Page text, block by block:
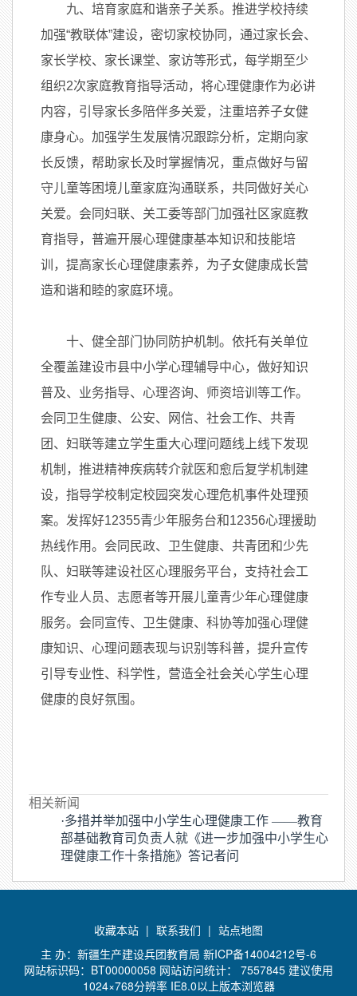
九、培育家庭和谐亲子关系。推进学校持续
加强“教联体”建设，密切家校协同，通过家长会、
家长学校、家长课堂、家访等形式，每学期至少
组织2次家庭教育指导活动，将心理健康作为必讲
内容，引导家长多陪伴多关爱，注重培养子女健
康身心。加强学生发展情况跟踪分析，定期向家
长反馈，帮助家长及时掌握情况，重点做好与留
守儿童等困境儿童家庭沟通联系，共同做好关心
关爱。会同妇联、关工委等部门加强社区家庭教
育指导，普遍开展心理健康基本知识和技能培
训，提高家长心理健康素养，为子女健康成长营
造和谐和睦的家庭环境。
十、健全部门协同防护机制。依托有关单位
全覆盖建设市县中小学心理辅导中心，做好知识
普及、业务指导、心理咨询、师资培训等工作。
会同卫生健康、公安、网信、社会工作、共青
团、妇联等建立学生重大心理问题线上线下发现
机制，推进精神疾病转介就医和愈后复学机制建
设，指导学校制定校园突发心理危机事件处理预
案。发挥好12355青少年服务台和12356心理援助
热线作用。会同民政、卫生健康、共青团和少先
队、妇联等建设社区心理服务平台，支持社会工
作专业人员、志愿者等开展儿童青少年心理健康
服务。会同宣传、卫生健康、科协等加强心理健
康知识、心理问题表现与识别等科普，提升宣传
引导专业性、科学性，营造全社会关心学生心理
健康的良好氛围。
相关新闻
·多措并举加强中小学生心理健康工作 ——教育
部基础教育司负责人就《进一步加强中小学生心
理健康工作十条措施》答记者问
收藏本站 | 联系我们 | 站点地图
主 办：新疆生产建设兵团教育局 新ICP备14004212号-6
网站标识码：BT00000058 网站访问统计： 7557845 建议使用
1024×768分辨率 IE8.0以上版本浏览器